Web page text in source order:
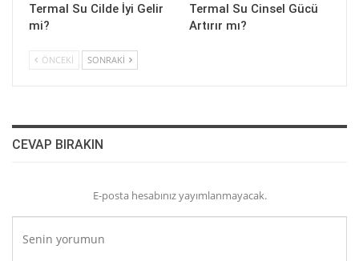
Termal Su Cilde İyi Gelir
mi?
Termal Su Cinsel Gücü
Artırır mı?
ÖNCEKI SONRAKI
CEVAP BIRAKIN
E-posta hesabınız yayımlanmayacak.